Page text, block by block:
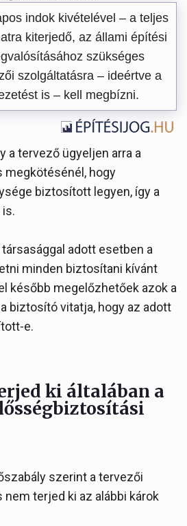
indok kivételével – a teljes
kiterjedő, az állami építési
szükséges
szolgáltatásra – ideértve a
is – kell megbízni.
a tervező ügyeljen arra a
hogy
biztosított legyen, így a
adott esetben a
minden biztosítani kívánt
később megelőzhetőek azok a
biztosító vitatja, hogy az adott
e.
ki általában a
szerint a tervezői
terjed ki az alábbi károk